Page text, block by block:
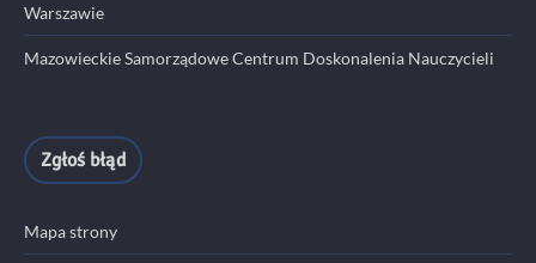
Warszawie
Mazowieckie Samorządowe Centrum Doskonalenia Nauczycieli
Zgłoś błąd
Mapa strony